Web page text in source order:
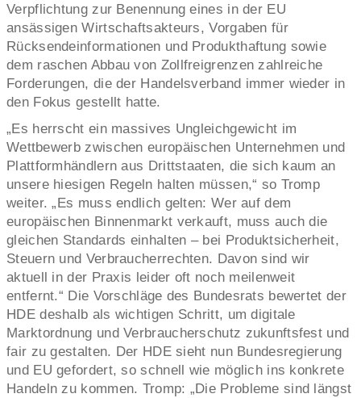
Verpflichtung zur Benennung eines in der EU
ansässigen Wirtschaftsakteurs, Vorgaben für
Rücksendeinformationen und Produkthaftung sowie
dem raschen Abbau von Zollfreigrenzen zahlreiche
Forderungen, die der Handelsverband immer wieder in
den Fokus gestellt hatte.
„Es herrscht ein massives Ungleichgewicht im
Wettbewerb zwischen europäischen Unternehmen und
Plattformhändlern aus Drittstaaten, die sich kaum an
unsere hiesigen Regeln halten müssen,“ so Tromp
weiter. „Es muss endlich gelten: Wer auf dem
europäischen Binnenmarkt verkauft, muss auch die
gleichen Standards einhalten – bei Produktsicherheit,
Steuern und Verbraucherrechten. Davon sind wir
aktuell in der Praxis leider oft noch meilenweit
entfernt.“ Die Vorschläge des Bundesrats bewertet der
HDE deshalb als wichtigen Schritt, um digitale
Marktordnung und Verbraucherschutz zukunftsfest und
fair zu gestalten. Der HDE sieht nun Bundesregierung
und EU gefordert, so schnell wie möglich ins konkrete
Handeln zu kommen. Tromp: „Die Probleme sind längst